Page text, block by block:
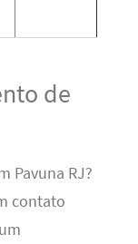
de
Pavuna RJ?
contato